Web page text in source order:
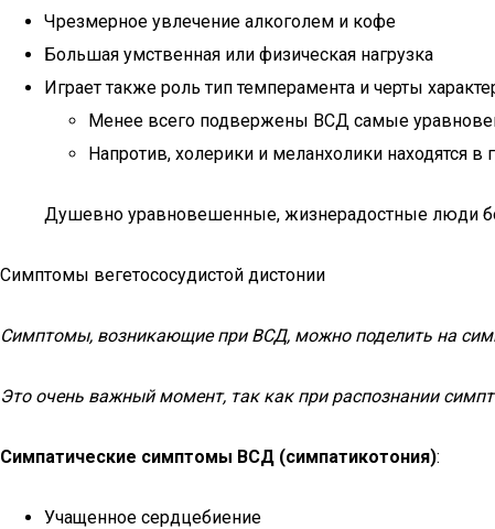
Чрезмерное увлечение алкоголем и кофе
Большая умственная или физическая нагрузка
Играет также роль тип темперамента и черты
Менее всего подвержены ВСД самые
Напротив, холерики и меланхолики находятся в
Душевно уравновешенные, жизнерадостные люди
Симптомы вегетососудистой дистонии
Симптомы, возникающие при ВСД, можно поделить на
Это очень важный момент, так как при распознании
Симпатические симптомы ВСД (симпатикотония):
Учащенное сердцебиение